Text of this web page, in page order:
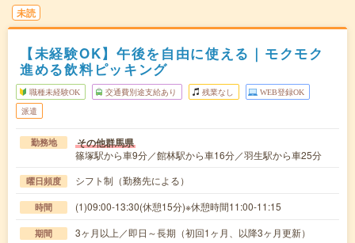
未読
【未経験OK】午後を自由に使える｜モクモク
進める飲料ピッキング
職種未経験OK 交通費別途支給あり 残業なし WEB登録OK
派遣
勤務地 その他群馬県
篠塚駅から車9分／館林駅から車16分／羽生駅から車25分
曜日頻度 シフト制（勤務先による）
時間 (1)09:00-13:30(休憩15分)※休憩時間11:00-11:15
期間 3ヶ月以上／即日～長期（初回1ヶ月、以降3ヶ月更新）